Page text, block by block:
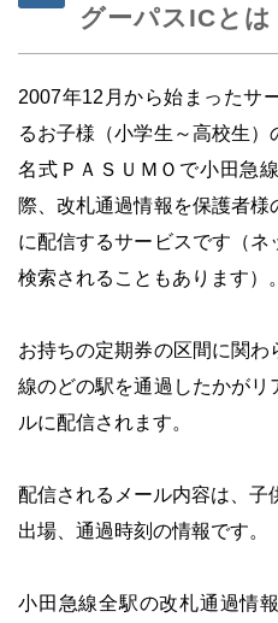
グーパスICとは
2007年12月から始まったサ
るお子様（小学生～高校生
名式ＰＡＳＵＭＯで小田急
際、改札通過情報を保護者
に配信するサービスです（
検索されることもあります）。
お持ちの定期券の区間に関
線のどの駅を通過したかが
ルに配信されます。
配信されるメール内容は、子
出場、通過時刻の情報です。
小田急線全駅の改札通過情